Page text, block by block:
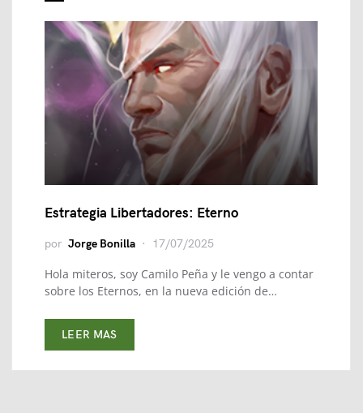
Estrategia Libertadores: Eterno
por Jorge Bonilla 17/07/2025
Hola miteros, soy Camilo Peña y le vengo a contar
sobre los Eternos, en la nueva edición de…
LEER MAS